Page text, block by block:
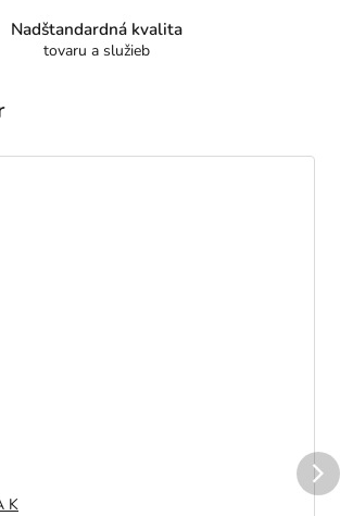
Nadštandardná kvalita
tovaru a služieb
K